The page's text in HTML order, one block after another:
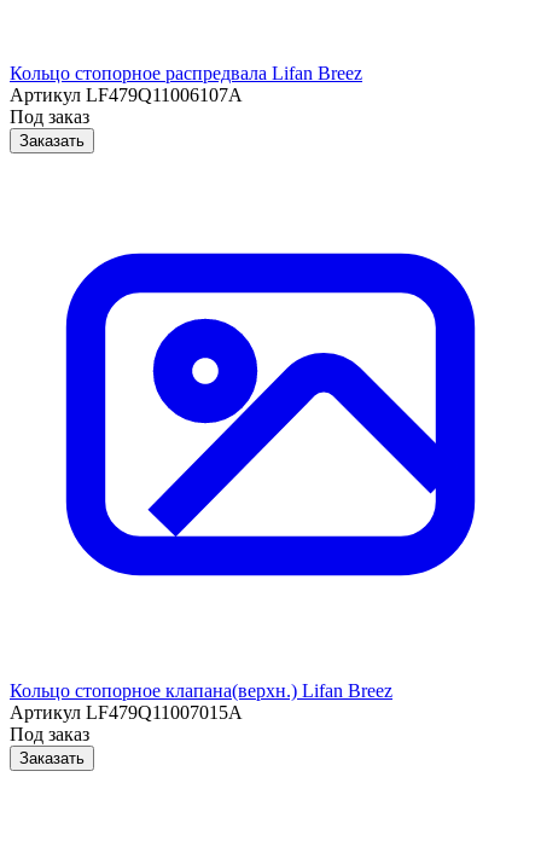
Кольцо стопорное распредвала Lifan Breez
Артикул LF479Q11006107A
Под заказ
Заказать
Кольцо стопорное клапана(верхн.) Lifan Breez
Артикул LF479Q11007015A
Под заказ
Заказать